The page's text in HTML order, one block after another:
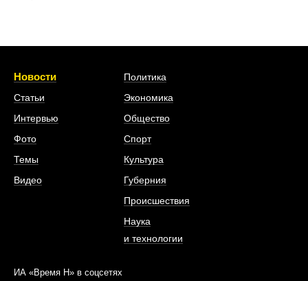
Новости
Статьи
Интервью
Фото
Темы
Видео
Политика
Экономика
Общество
Спорт
Культура
Губерния
Происшествия
Наука
и технологии
ИА «Время Н» в соцсетях